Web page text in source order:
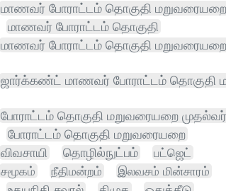
மாணவர் போராட்டம் தொகுதி மறுவரையறை
மாணவர் போராட்டம் தொகுதி
மாணவர் போராட்டம் தொகுதி
ஜார்க்கண்ட் மாணவர் போராட்டம் தொகுதி
போராட்டம் தொகுதி மறுவரையறை
போராட்டம் தொகுதி மறுவரையறை
விவசாயி
தொழில்நுட்பம்
பட்ஜெட்
சமூகம்
நீதிமன்றம்
இலவசம் மின்சாரம்